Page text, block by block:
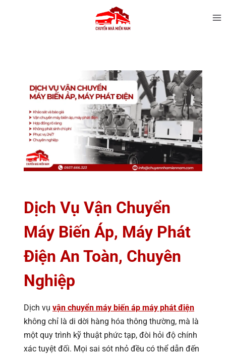
Dịch Vụ Vận Chuyển
Máy Biến Áp, Máy Phát
Điện An Toàn, Chuyên
Nghiệp
Dịch vụ vận chuyển máy biến áp máy phát điện
không chỉ là di dời hàng hóa thông thường, mà là
một quy trình kỹ thuật phức tạp, đòi hỏi độ chính
xác tuyệt đối. Mọi sai sót nhỏ đều có thể dẫn đến